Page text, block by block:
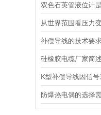
补偿导线的技术要